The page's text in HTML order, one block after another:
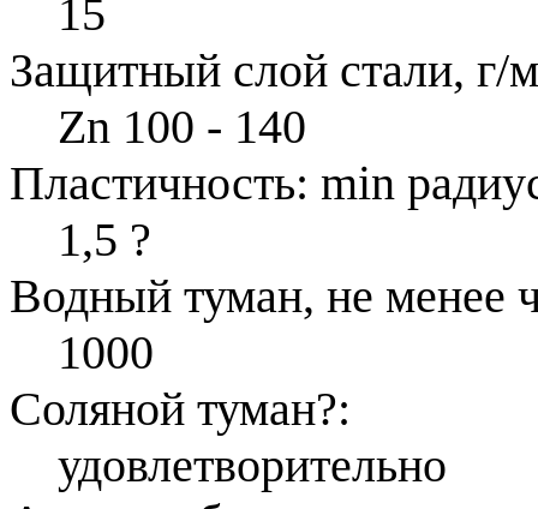
15
Защитный слой стали, г/
Zn 100 - 140
Пластичность: min
1,5 ?
Водный туман, не менее
1000
Соляной туман?:
удовлетворительно